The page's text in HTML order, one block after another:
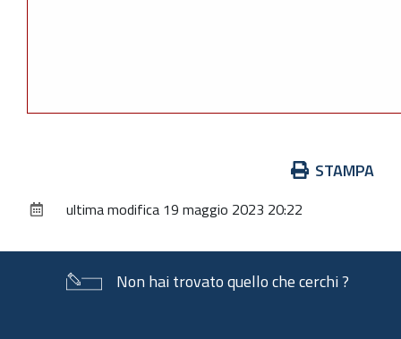
documento
STAMPA
ultima modifica 19 maggio 2023 20:22
Non hai trovato quello che cerchi ?